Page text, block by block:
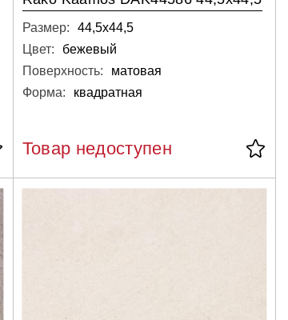
Размер:
44,5х44,5
Цвет:
бежевый
Поверхность:
матовая
Форма:
квадратная
Товар недоступен